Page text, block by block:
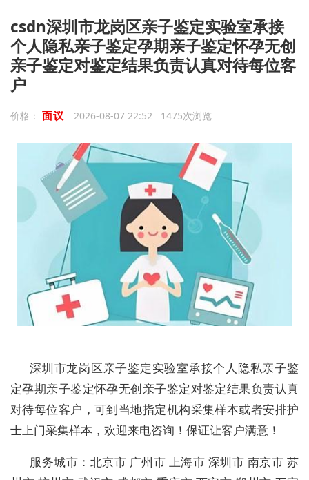
csdn深圳市龙岗区亲子鉴定实验室承接
个人隐私亲子鉴定孕期亲子鉴定怀孕无创
亲子鉴定对鉴定结果负责认真对待每位客
户
价格： 面议 2026-08-07 22:52 1475次浏览
深圳市龙岗区亲子鉴定实验室承接个人隐私亲子鉴
定孕期亲子鉴定怀孕无创亲子鉴定对鉴定结果负责认真
对待每位客户，可到当地指定机构采集样本或者安排护
士上门采集样本，欢迎来电咨询！保证让客户满意！
服务城市：北京市 广州市 上海市 深圳市 南京市 苏